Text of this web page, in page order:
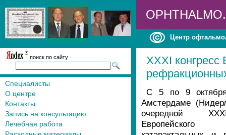
Центр
поиск по сайту
Специалисты
О центре
Контакты
Запись на консультацию
Лечебная работа
XXXI конгресс
С 5 по 9
Амстердаме
очередной